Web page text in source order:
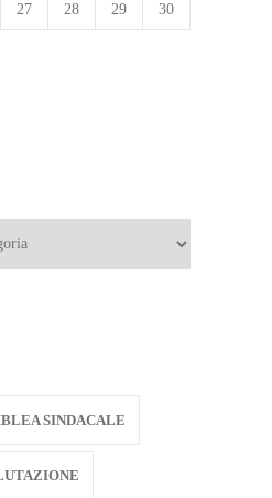
27 28 29 30
SINDACALE